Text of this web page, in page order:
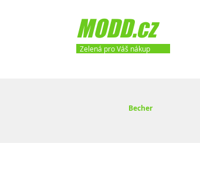
MODD.cz
Zelená pro Váš nákup
Becher